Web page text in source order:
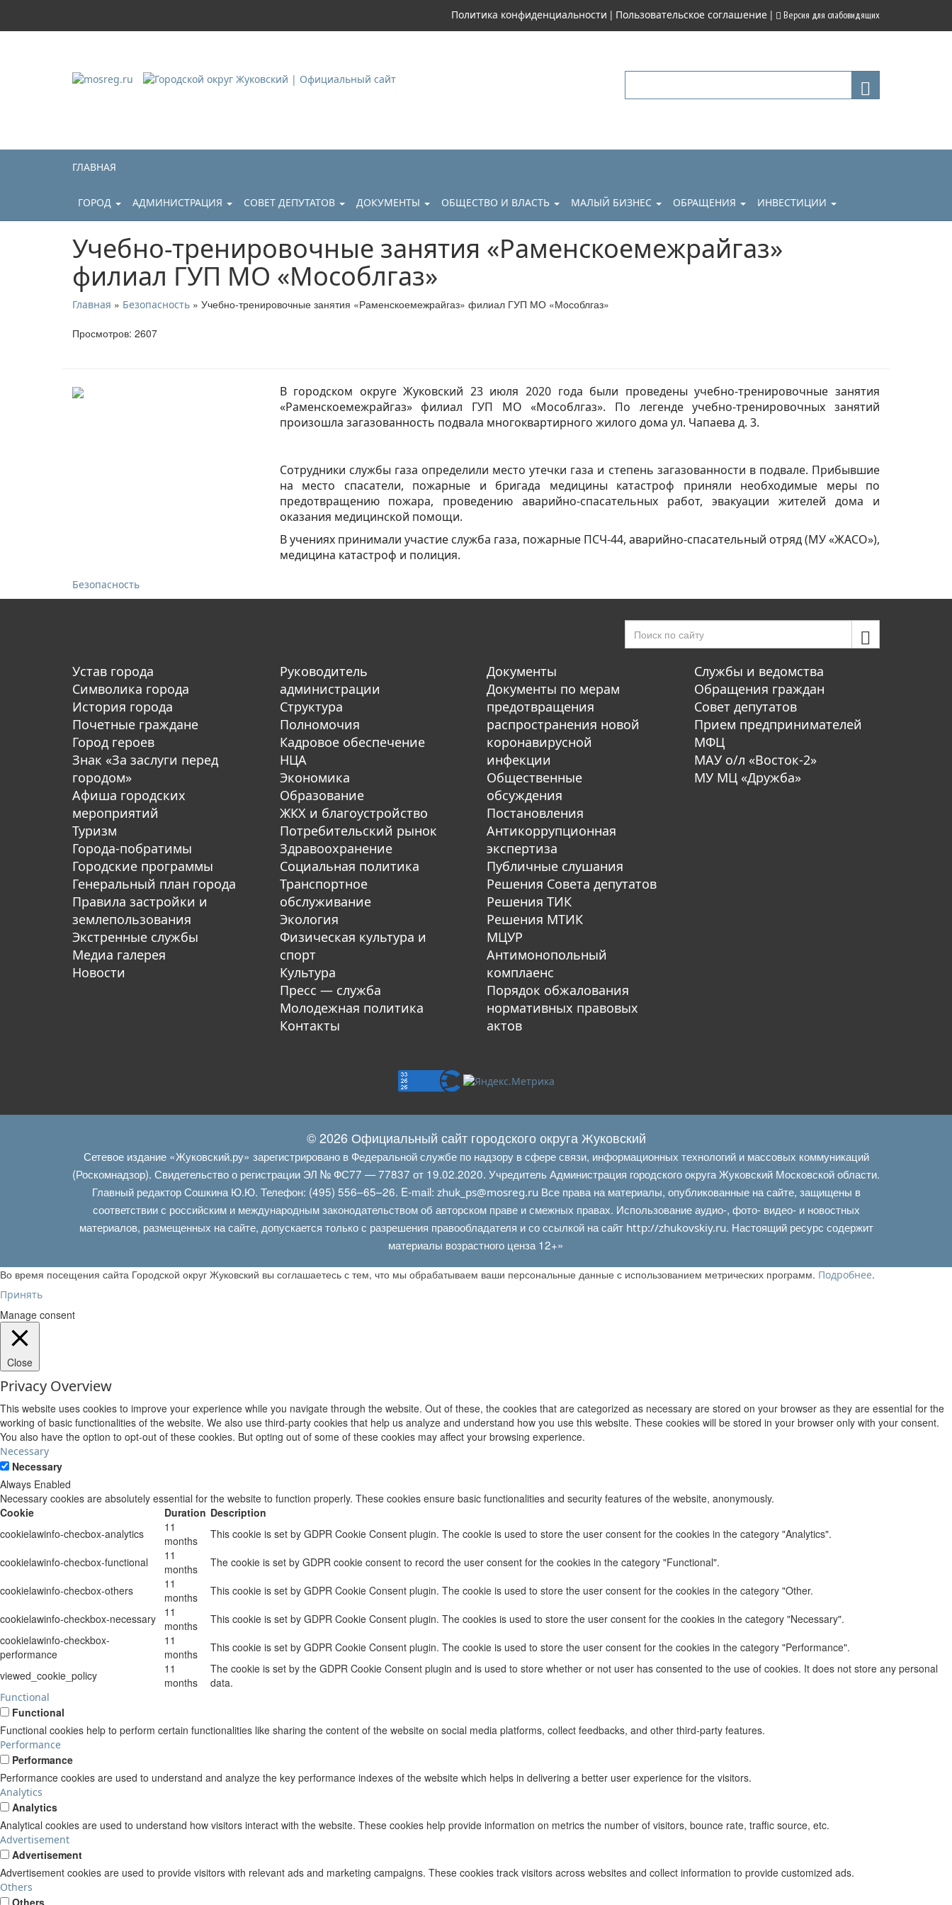
Политика конфиденциальности | Пользовательское соглашение | Версия для слабовидящих
ГЛАВНАЯ
ГОРОД АДМИНИСТРАЦИЯ СОВЕТ ДЕПУТАТОВ ДОКУМЕНТЫ ОБЩЕСТВО И ВЛАСТЬ МАЛЫЙ БИЗНЕС ОБРАЩЕНИЯ ИНВЕСТИЦИИ
Учебно-тренировочные занятия «Раменскоемежрайгаз»
филиал ГУП МО «Мособлгаз»
Главная » Безопасность » Учебно-тренировочные занятия «Раменскоемежрайгаз» филиал ГУП МО «Мособлгаз»
Просмотров: 2607
В городском округе Жуковский 23 июля 2020 года были проведены учебно-тренировочные занятия
«Раменскоемежрайгаз» филиал ГУП МО «Мособлгаз». По легенде учебно-тренировочных занятий
произошла загазованность подвала многоквартирного жилого дома ул. Чапаева д. 3.
Сотрудники службы газа определили место утечки газа и степень загазованности в подвале. Прибывшие
на место спасатели, пожарные и бригада медицины катастроф приняли необходимые меры по
предотвращению пожара, проведению аварийно-спасательных работ, эвакуации жителей дома и
оказания медицинской помощи.
В учениях принимали участие служба газа, пожарные ПСЧ-44, аварийно-спасательный отряд (МУ «ЖАСО»),
медицина катастроф и полиция.
Безопасность
Устав города
Символика города
История города
Почетные граждане
Город героев
Знак «За заслуги перед
городом»
Афиша городских
мероприятий
Туризм
Города-побратимы
Городские программы
Генеральный план города
Правила застройки и
землепользования
Экстренные службы
Медиа галерея
Новости
Руководитель
администрации
Структура
Полномочия
Кадровое обеспечение
НЦА
Экономика
Образование
ЖКХ и благоустройство
Потребительский рынок
Здравоохранение
Социальная политика
Транспортное
обслуживание
Экология
Физическая культура и
спорт
Культура
Пресс — служба
Молодежная политика
Контакты
Документы
Документы по мерам
предотвращения
распространения новой
коронавирусной
инфекции
Общественные
обсуждения
Постановления
Антикоррупционная
экспертиза
Публичные слушания
Решения Совета депутатов
Решения ТИК
Решения МТИК
МЦУР
Антимонопольный
комплаенс
Порядок обжалования
нормативных правовых
актов
Службы и ведомства
Обращения граждан
Совет депутатов
Прием предпринимателей
МФЦ
МАУ о/л «Восток-2»
МУ МЦ «Дружба»
© 2026 Официальный сайт городского округа Жуковский
Сетевое издание «Жуковский.ру» зарегистрировано в Федеральной службе по надзору в сфере связи, информационных технологий и массовых коммуникаций
(Роскомнадзор). Свидетельство о регистрации ЭЛ № ФС77 — 77837 от 19.02.2020. Учредитель Администрация городского округа Жуковский Московской области.
Главный редактор Сошкина Ю.Ю. Телефон: (495) 556–65–26. E‑mail: zhuk_ps@mosreg.ruВсе права на материалы, опубликованные на сайте, защищены в
соответствии с российским и международным законодательством об авторском праве и смежных правах. Использование аудио-, фото- видео- и новостных
материалов, размещенных на сайте, допускается только с разрешения правообладателя и со ссылкой на сайт http://zhukovskiy.ru. Настоящий ресурс содержит
материалы возрастного ценза 12+»
Во время посещения сайта Городской округ Жуковский вы соглашаетесь с тем, что мы обрабатываем ваши персональные данные с использованием метрических программ. Подробнее.
Принять
Manage consent
Close
Privacy Overview
This website uses cookies to improve your experience while you navigate through the website. Out of these, the cookies that are categorized as necessary are stored on your browser as they are essential for the
working of basic functionalities of the website. We also use third-party cookies that help us analyze and understand how you use this website. These cookies will be stored in your browser only with your consent.
You also have the option to opt-out of these cookies. But opting out of some of these cookies may affect your browsing experience.
Necessary
Necessary
Always Enabled
Necessary cookies are absolutely essential for the website to function properly. These cookies ensure basic functionalities and security features of the website, anonymously.
Cookie
Duration Description
cookielawinfo-checbox-analytics
11
months
This cookie is set by GDPR Cookie Consent plugin. The cookie is used to store the user consent for the cookies in the category "Analytics".
cookielawinfo-checbox-functional
11
months
The cookie is set by GDPR cookie consent to record the user consent for the cookies in the category "Functional".
cookielawinfo-checbox-others
11
months
This cookie is set by GDPR Cookie Consent plugin. The cookie is used to store the user consent for the cookies in the category "Other.
cookielawinfo-checkbox-necessary
11
months
This cookie is set by GDPR Cookie Consent plugin. The cookies is used to store the user consent for the cookies in the category "Necessary".
cookielawinfo-checkbox-
performance
11
months
This cookie is set by GDPR Cookie Consent plugin. The cookie is used to store the user consent for the cookies in the category "Performance".
viewed_cookie_policy
11
months
The cookie is set by the GDPR Cookie Consent plugin and is used to store whether or not user has consented to the use of cookies. It does not store any personal
data.
Functional
Functional
Functional cookies help to perform certain functionalities like sharing the content of the website on social media platforms, collect feedbacks, and other third-party features.
Performance
Performance
Performance cookies are used to understand and analyze the key performance indexes of the website which helps in delivering a better user experience for the visitors.
Analytics
Analytics
Analytical cookies are used to understand how visitors interact with the website. These cookies help provide information on metrics the number of visitors, bounce rate, traffic source, etc.
Advertisement
Advertisement
Advertisement cookies are used to provide visitors with relevant ads and marketing campaigns. These cookies track visitors across websites and collect information to provide customized ads.
Others